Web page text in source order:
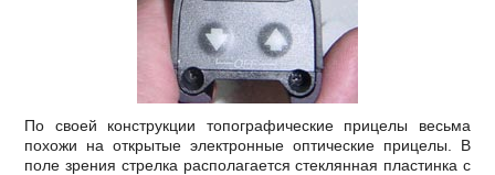
По своей конструкции топографические прицелы весьма
похожи на открытые электронные оптические прицелы. В
поле зрения стрелка располагается стеклянная пластинка с